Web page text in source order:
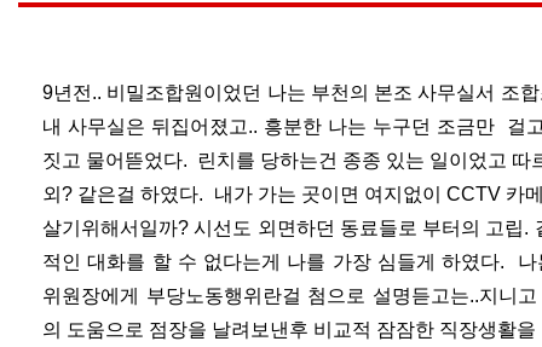
9년전.. 비밀조합원이었던 나는 부천의 본조 사무실서 조
내 사무실은 뒤집어졌고.. 흥분한 나는 누구던 조금만 걸
짓고 물어뜯었다. 린치를 당하는건 종종 있는 일이었고 따
외? 같은걸 하였다. 내가 가는 곳이면 여지없이 CCTV 카
살기위해서일까? 시선도 외면하던 동료들로 부터의 고립.
적인 대화를 할 수 없다는게 나를 가장 심들게 하였다.
위원장에게 부당노동행위란걸 첨으로 설명듣고는..지니
의 도움으로 점장을 날려보낸후 비교적 잠잠한 직장생활